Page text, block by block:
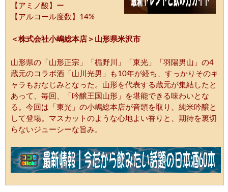
【アミノ酸】ー
【アルコール度数】14%
＜株式会社小嶋総本店＞山形県米沢市
山形県の「山形正宗」「楯野川」「東光」「羽陽男山」の4
蔵元のコラボ酒「山川光男」も10年が経ち、すっかりそのキ
ャラもおなじみとなった。山形を代表する蔵元が集結したと
あって、毎回、「吟醸王国山形」を堪能できる味わいとな
る。今回は「東光」の小嶋総本店が音頭を取り、純米吟醸と
して登場。マスカットのような心地よい香りと、期待を裏切
らないジューシーな旨み。